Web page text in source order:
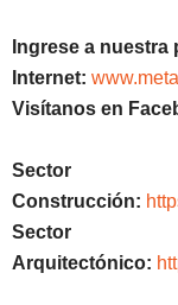
Ingrese a nuestra
Internet:
Visítanos en
Sector
Construcción:
Sector
Arquitectónico: